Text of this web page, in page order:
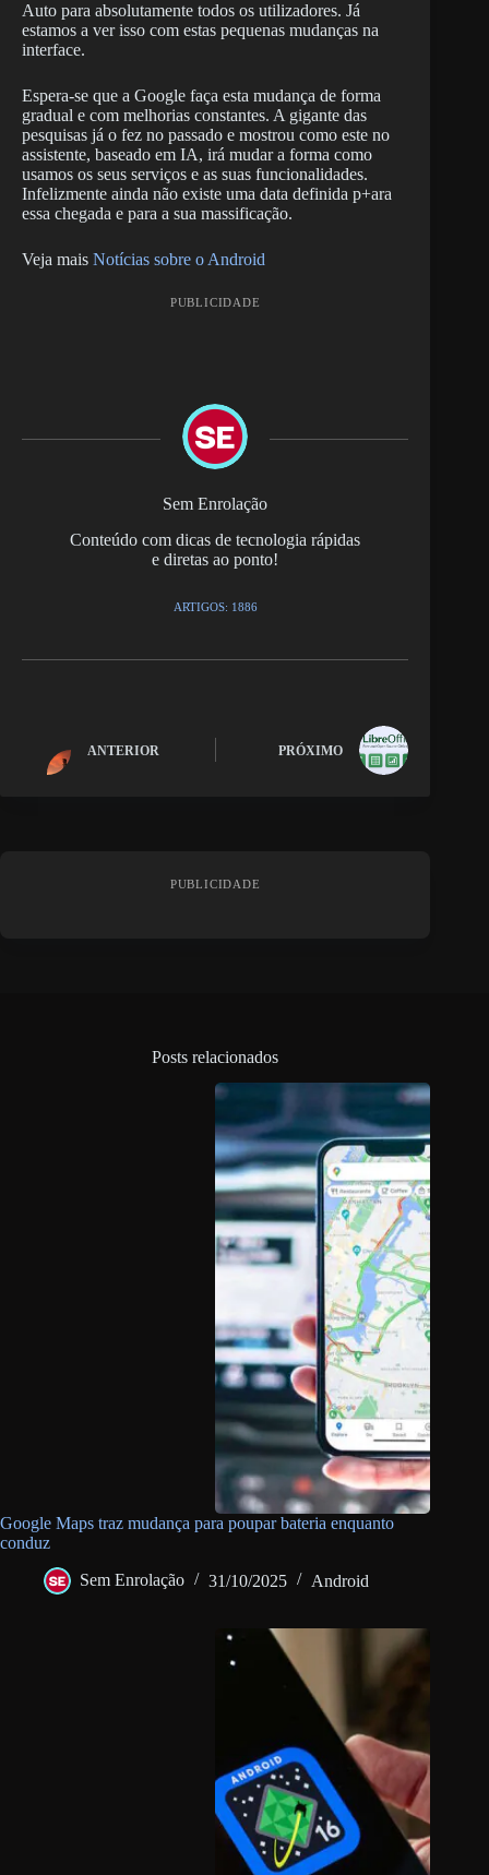
Auto para absolutamente todos os utilizadores. Já
estamos a ver isso com estas pequenas mudanças na
interface.
Espera-se que a Google faça esta mudança de forma
gradual e com melhorias constantes. A gigante das
pesquisas já o fez no passado e mostrou como este no
assistente, baseado em IA, irá mudar a forma como
usamos os seus serviços e as suas funcionalidades.
Infelizmente ainda não existe uma data definida p+ara
essa chegada e para a sua massificação.
Veja mais Notícias sobre o Android
PUBLICIDADE
Sem Enrolação
Conteúdo com dicas de tecnologia rápidas
e diretas ao ponto!
ARTIGOS: 1886
ANTERIOR PRÓXIMO
PUBLICIDADE
Posts relacionados
Google Maps traz mudança para poupar bateria enquanto
conduz
Sem Enrolação 31/10/2025 Android